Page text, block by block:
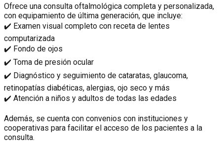
Ofrece una consulta oftalmológica completa y personalizada,
con equipamiento de última generación, que incluye:
✔️ Examen visual completo con receta de lentes
computarizada
✔️ Fondo de ojos
✔️ Toma de presión ocular
✔️ Diagnóstico y seguimiento de cataratas, glaucoma,
retinopatías diabéticas, alergias, ojo seco y más
✔️ Atención a niños y adultos de todas las edades
Además, se cuenta con convenios con instituciones y
cooperativas para facilitar el acceso de los pacientes a la
consulta.